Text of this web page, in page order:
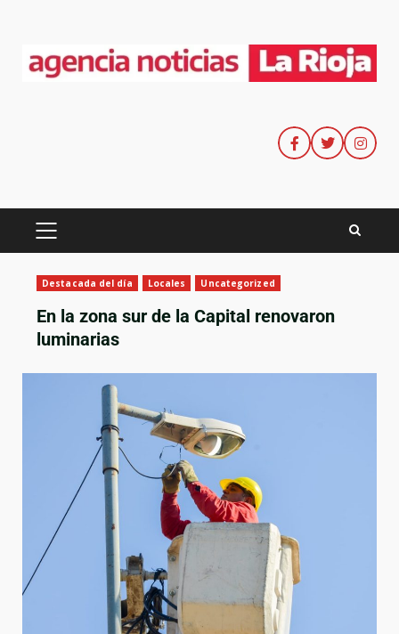
Destacada del día Locales Uncategorized
En la zona sur de la Capital renovaron
luminarias